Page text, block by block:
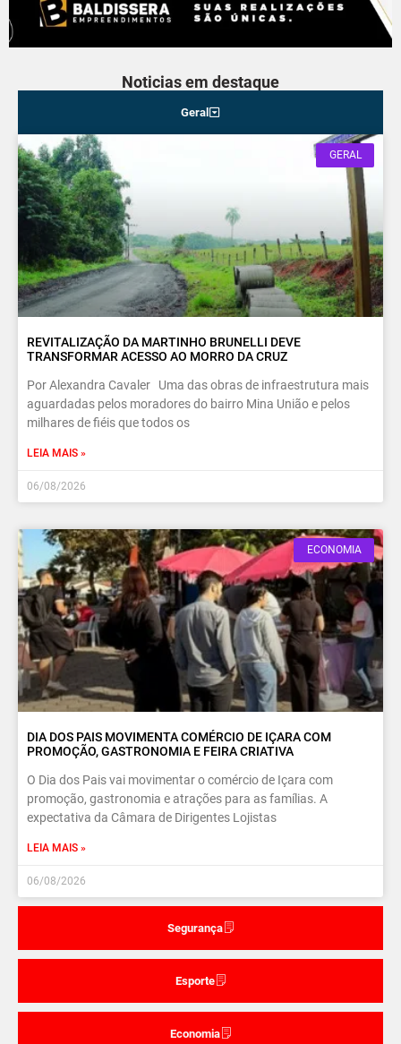
Noticias em destaque
Geral
Segurança
Esporte
Economia
GERAL
REVITALIZAÇÃO DA MARTINHO BRUNELLI DEVE
TRANSFORMAR ACESSO AO MORRO DA CRUZ
Por Alexandra Cavaler Uma das obras de infraestrutura mais
aguardadas pelos moradores do bairro Mina União e pelos
milhares de fiéis que todos os
LEIA MAIS »
06/08/2026
ECONOMIA
DIA DOS PAIS MOVIMENTA COMÉRCIO DE IÇARA COM
PROMOÇÃO, GASTRONOMIA E FEIRA CRIATIVA
O Dia dos Pais vai movimentar o comércio de Içara com
promoção, gastronomia e atrações para as famílias. A
expectativa da Câmara de Dirigentes Lojistas
LEIA MAIS »
06/08/2026